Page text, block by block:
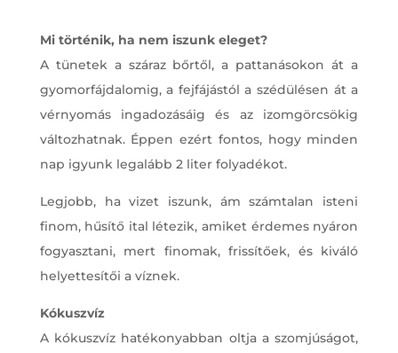
Mi történik, ha nem iszunk eleget?
A tünetek a száraz bőrtől, a pattanásokon át a
gyomorfájdalomig, a fejfájástól a szédülésen át a
vérnyomás ingadozásáig és az izomgörcsökig
változhatnak. Éppen ezért fontos, hogy minden
nap igyunk legalább 2 liter folyadékot.
Legjobb, ha vizet iszunk, ám számtalan isteni
finom, hűsítő ital létezik, amiket érdemes nyáron
fogyasztani, mert finomak, frissítőek, és kiváló
helyettesítői a víznek.
Kókuszvíz
A kókuszvíz hatékonyabban oltja a szomjúságot,